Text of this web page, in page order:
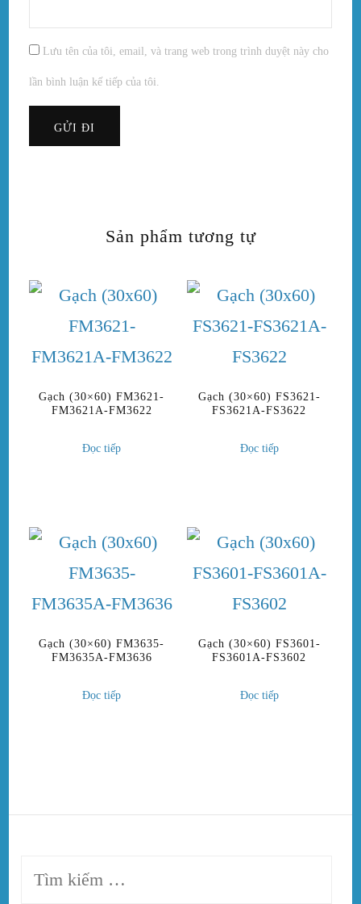
Lưu tên của tôi, email, và trang web trong trình duyệt này cho
lần bình luận kế tiếp của tôi.
Sản phẩm tương tự
Gạch (30×60) FM3621-
FM3621A-FM3622
Đọc tiếp
Gạch (30×60) FS3621-
FS3621A-FS3622
Đọc tiếp
Gạch (30×60) FM3635-
FM3635A-FM3636
Đọc tiếp
Gạch (30×60) FS3601-
FS3601A-FS3602
Đọc tiếp
Tìm